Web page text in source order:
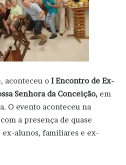
aconteceu o I Encontro de Ex-
Senhora da Conceição, em
O evento aconteceu na
a presença de quase
alunos, familiares e ex-